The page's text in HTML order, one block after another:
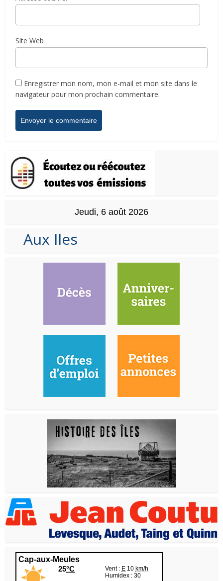
Site Web
Enregistrer mon nom, mon e-mail et mon site dans le
navigateur pour mon prochain commentaire.
Jeudi, 6 août 2026
Aux Iles